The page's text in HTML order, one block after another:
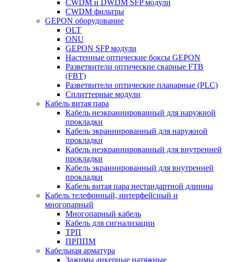
CWDM и DWDM SFP модули
CWDM фильтры
GEPON оборудование
OLT
ONU
GEPON SFP модули
Настенные оптические боксы GEPON
Разветвители оптические сварные FTB
(FBT)
Разветвители оптические планарные (PLC)
Сплиттерные модули
Кабель витая пара
Кабель неэкраннированный для наружной
прокладки
Кабель экраннированный для наружной
прокладки
Кабель неэкраннированный для внутренней
прокладки
Кабель экраннированный для внутренней
прокладки
Кабель витая пара нестандартной длинны
Кабель телефонный, интерфейсный и
многопарный
Многопарный кабель
Кабель для сигнализации
ТРП
ПРППМ
Кабельная арматура
Зажимы анкерные натяжные